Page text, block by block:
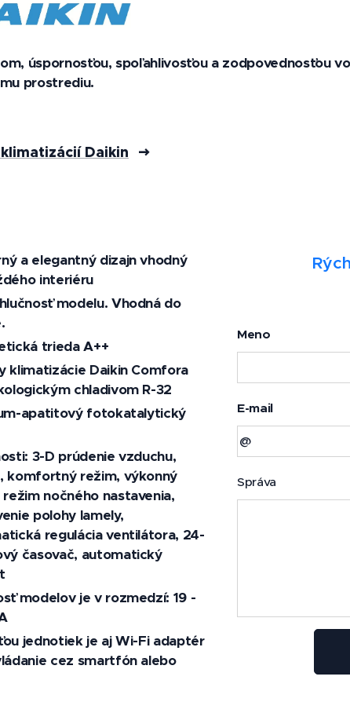
úspornosťou, spoľahlivosťou a zodpovednosťou
prostrediu.
Daikin
a elegantný dizajn vhodný
interiéru
modelu. Vhodná do
trieda A++
klimatizácie Daikin Comfora
chladivom R-32
apatitový fotokatalytický
3-D prúdenie vzduchu,
komfortný režim, výkonný
nočného nastavenia,
polohy lamely,
regulácia ventilátora, 24-
časovač, automatický
modelov je v rozmedzí: 19 -
jednotiek je aj Wi-Fi adaptér
cez smartfón alebo
Meno
E-mail
Správa